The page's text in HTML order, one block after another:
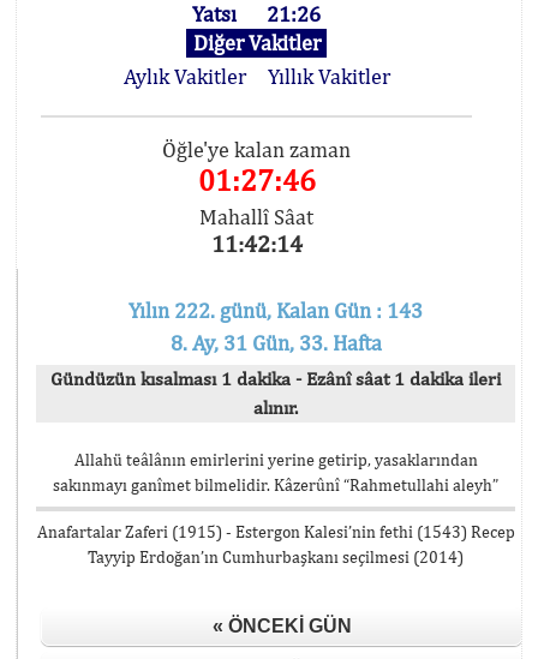
Yatsı
21:26
Diğer Vakitler
Aylık Vakitler
Yıllık Vakitler
Öğle'ye kalan zaman
01:27:46
Mahallî Sâat
11:42:14
Yılın 222. günü, Kalan Gün : 143
8. Ay, 31 Gün, 33. Hafta
Gündüzün kısalması 1 dakika - Ezânî sâat 1 dakika ileri
alınır.
Allahü teâlânın emirlerini yerine getirip, yasaklarından
sakınmayı ganîmet bilmelidir. Kâzerûnî “Rahmetullahi aleyh”
Anafartalar Zaferi (1915) - Estergon Kalesi’nin fethi (1543) Recep
Tayyip Erdoğan’ın Cumhurbaşkanı seçilmesi (2014)
« ÖNCEKI GÜN